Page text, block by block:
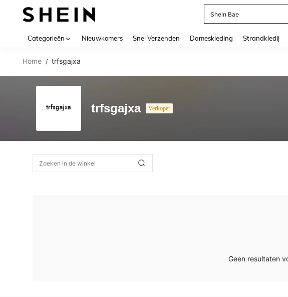
Shein Bae
Categorieën Nieuwkomers Snel Verzenden Dameskleding Strandkledij
Home / trfsgajxa
trfsgajxa Verkoper
Geen resultaten